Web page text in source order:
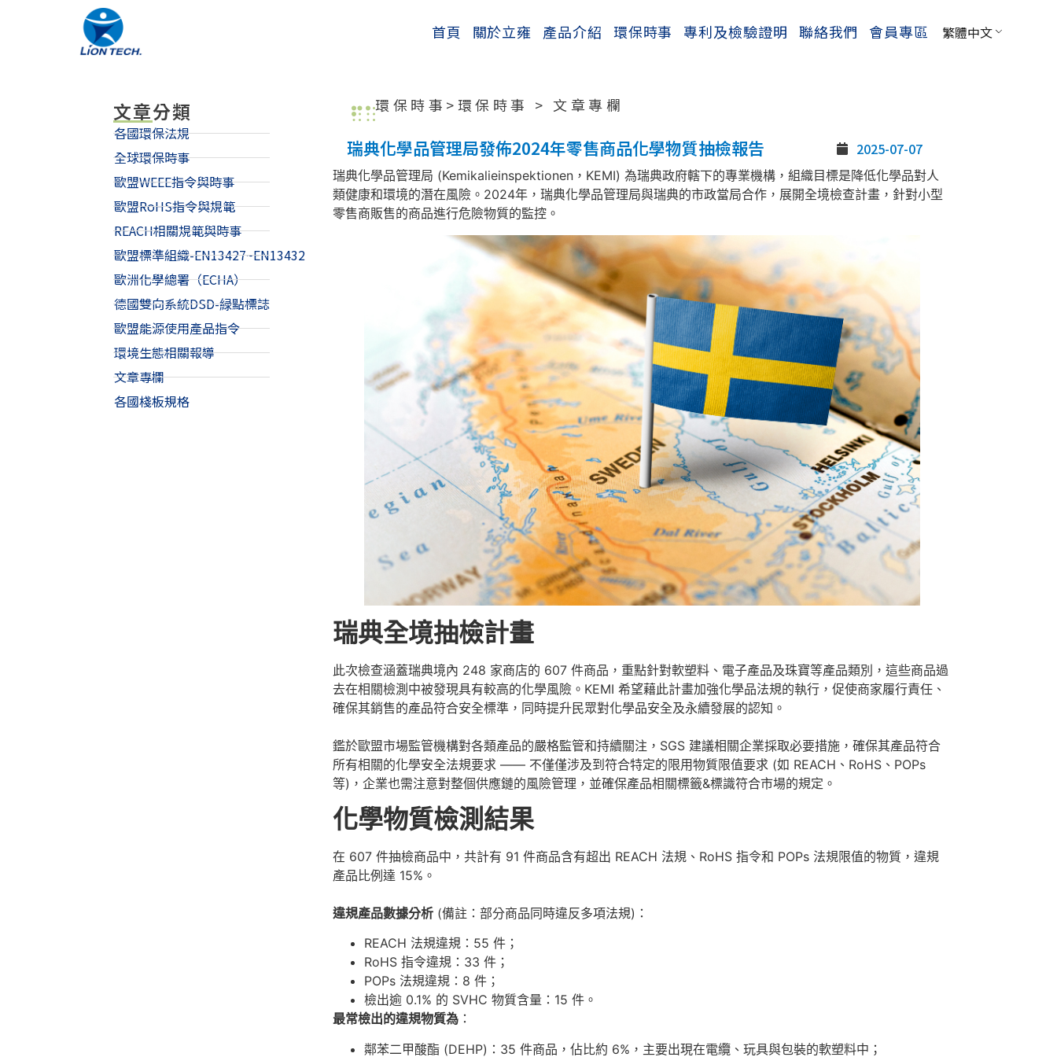
首頁 關於立雍 產品介紹 環保時事 專利及檢驗證明 聯絡我們 會員專區 繁體中文
文章分類
各國環保法規
全球環保時事
歐盟WEEE指令與時事
歐盟RoHS指令與規範
REACH相關規範與時事
歐盟標準組織-EN13427~EN13432
歐洲化學總署（ECHA）
德國雙向系統DSD-緑點標誌
歐盟能源使用產品指令
環境生態相關報導
文章專欄
各國棧板規格
環保時事>環保時事 > 文章專欄
瑞典化學品管理局發佈2024年零售商品化學物質抽檢報告 2025-07-07
瑞典化學品管理局 (Kemikalieinspektionen，KEMI) 為瑞典政府轄下的專業機構，組織目標是降低化學品對人
類健康和環境的潛在風險。2024年，瑞典化學品管理局與瑞典的市政當局合作，展開全境檢查計畫，針對小型
零售商販售的商品進行危險物質的監控。
瑞典全境抽檢計畫
此次檢查涵蓋瑞典境內 248 家商店的 607 件商品，重點針對軟塑料、電子產品及珠寶等產品類別，這些商品過
去在相關檢測中被發現具有較高的化學風險。KEMI 希望藉此計畫加強化學品法規的執行，促使商家履行責任、
確保其銷售的產品符合安全標準，同時提升民眾對化學品安全及永續發展的認知。
鑑於歐盟市場監管機構對各類產品的嚴格監管和持續關注，SGS 建議相關企業採取必要措施，確保其產品符合
所有相關的化學安全法規要求 —— 不僅僅涉及到符合特定的限用物質限值要求 (如 REACH、RoHS、POPs
等)，企業也需注意對整個供應鏈的風險管理，並確保產品相關標籤&標識符合市場的規定。
化學物質檢測結果
在 607 件抽檢商品中，共計有 91 件商品含有超出 REACH 法規、RoHS 指令和 POPs 法規限值的物質，違規
產品比例達 15%。
違規產品數據分析 (備註：部分商品同時違反多項法規)：
REACH 法規違規：55 件；
RoHS 指令違規：33 件；
POPs 法規違規：8 件；
檢出逾 0.1% 的 SVHC 物質含量：15 件。
最常檢出的違規物質為 ：
鄰苯二甲酸酯 (DEHP)：35 件商品，佔比約 6%，主要出現在電纜、玩具與包裝的軟塑料中；